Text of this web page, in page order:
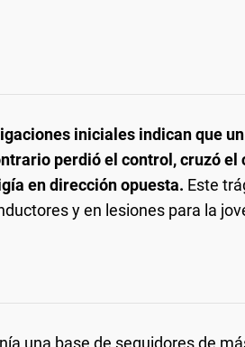
iniciales indican que
perdió el control, cruzó
en dirección opuesta. Este
y en lesiones para la
una base de seguidores de